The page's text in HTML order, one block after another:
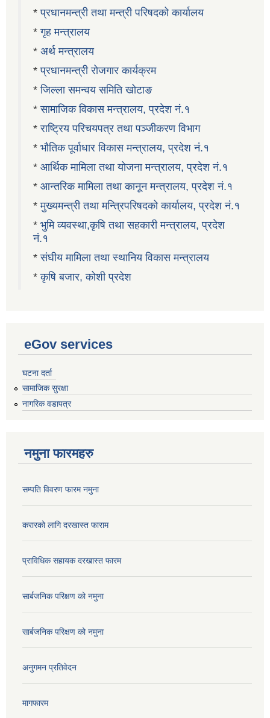
*प्रधानमन्त्री तथा मन्त्री परिषदको कार्यालय
*गृह मन्त्रालय
* अर्थ मन्त्रालय
*प्रधानमन्त्री रोजगार कार्यक्रम
*जिल्ला समन्वय समिति खोटाङ
*सामाजिक विकास मन्त्रालय, प्रदेश नं.१
*राष्ट्रिय परिचयपत्र तथा पञ्जीकरण विभाग
* भौतिक पूर्वाधार विकास मन्त्रालय, प्रदेश नं.१
* आर्थिक मामिला तथा योजना मन्त्रालय, प्रदेश नं.१
* आन्तरिक मामिला तथा कानून मन्त्रालय, प्रदेश नं.१
*मुख्यमन्त्री तथा मन्त्रिपरिषदको कार्यालय, प्रदेश नं.१
* भुमि व्यवस्था,कृषि तथा सहकारी मन्त्रालय, प्रदेश
नं.१
*संघीय मामिला तथा स्थानिय विकास मन्त्रालय
*कृषि बजार, कोशी प्रदेश
eGov services
घटना दर्ता
सामाजिक सुरक्षा
नागरिक वडापत्र
नमुना फारमहरु
सम्पति विवरण फारम नमुना
करारको लागि दरखास्त फाराम
प्राविधिक सहायक दरखास्त फारम
सार्बजनिक परिक्षण को नमुना
सार्बजनिक परिक्षण को नमुना
अनुगमन प्रतिवेदन
मागफारम